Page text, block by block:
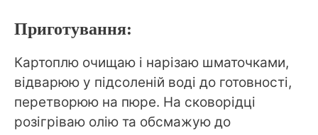
Приготування:
Картоплю очищаю і нарізаю шматочками,
відварюю у підсоленій воді до готовності,
перетворюю на пюре. На сковорідці
розігріваю олію та обсмажую до